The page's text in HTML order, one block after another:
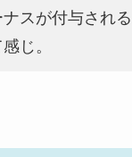
ナスが付与される
じ。